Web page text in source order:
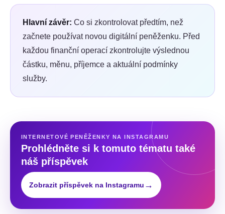
Hlavní závěr: Co si zkontrolovat předtím, než
začnete používat novou digitální peněženku. Před
každou finanční operací zkontrolujte výslednou
částku, měnu, příjemce a aktuální podmínky
služby.
INTERNETOVÉ PENĚŽENKY NA INSTAGRAMU
Prohlédněte si k tomuto tématu také
náš příspěvek
Zobrazit příspěvek na Instagramu →